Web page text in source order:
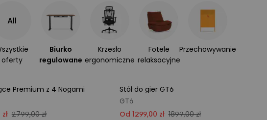
All
oferty
Biurko
regulowane
Krzesło
ergonomiczne
Fotele
relaksacyjne
Przechowywanie
| -1100 zł
Premium z 4 Nogami
2799,00 zł
Stół do gier GT6
GT6
Od 1299,00 zł 1899,00 zł